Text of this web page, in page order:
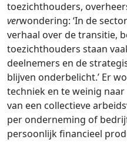
toezichthouders,
verwondering: ‘In de
verhaal over de transitie,
toezichthouders staan
deelnemers en de
blijven onderbelicht.’ Er
techniek en te weinig
van een collectieve
per onderneming of
persoonlijk financieel